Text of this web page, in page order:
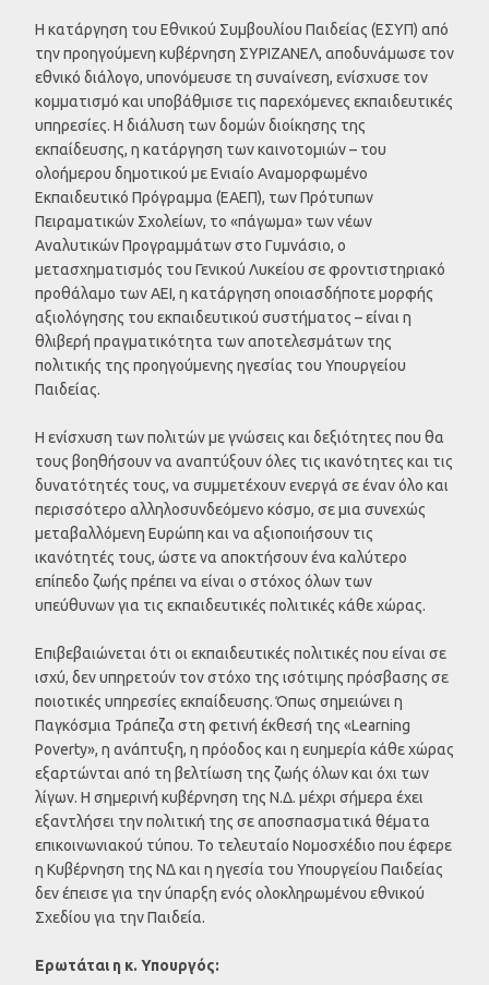
Η κατάργηση του Εθνικού Συμβουλίου Παιδείας (ΕΣΥΠ) από
την προηγούμενη κυβέρνηση ΣΥΡΙΖΑΝΕΛ, αποδυνάμωσε τον
εθνικό διάλογο, υπονόμευσε τη συναίνεση, ενίσχυσε τον
κομματισμό και υποβάθμισε τις παρεχόμενες εκπαιδευτικές
υπηρεσίες. Η διάλυση των δομών διοίκησης της
εκπαίδευσης, η κατάργηση των καινοτομιών – του
ολοήμερου δημοτικού με Ενιαίο Αναμορφωμένο
Εκπαιδευτικό Πρόγραμμα (ΕΑΕΠ), των Πρότυπων
Πειραματικών Σχολείων, το «πάγωμα» των νέων
Αναλυτικών Προγραμμάτων στο Γυμνάσιο, ο
μετασχηματισμός του Γενικού Λυκείου σε φροντιστηριακό
προθάλαμο των ΑΕΙ, η κατάργηση οποιασδήποτε μορφής
αξιολόγησης του εκπαιδευτικού συστήματος – είναι η
θλιβερή πραγματικότητα των αποτελεσμάτων της
πολιτικής της προηγούμενης ηγεσίας του Υπουργείου
Παιδείας.
Η ενίσχυση των πολιτών με γνώσεις και δεξιότητες που θα
τους βοηθήσουν να αναπτύξουν όλες τις ικανότητες και τις
δυνατότητές τους, να συμμετέχουν ενεργά σε έναν όλο και
περισσότερο αλληλοσυνδεόμενο κόσμο, σε μια συνεχώς
μεταβαλλόμενη Ευρώπη και να αξιοποιήσουν τις
ικανότητές τους, ώστε να αποκτήσουν ένα καλύτερο
επίπεδο ζωής πρέπει να είναι ο στόχος όλων των
υπεύθυνων για τις εκπαιδευτικές πολιτικές κάθε χώρας.
Επιβεβαιώνεται ότι οι εκπαιδευτικές πολιτικές που είναι σε
ισχύ, δεν υπηρετούν τον στόχο της ισότιμης πρόσβασης σε
ποιοτικές υπηρεσίες εκπαίδευσης. Όπως σημειώνει η
Παγκόσμια Τράπεζα στη φετινή έκθεσή της «Learning
Poverty», η ανάπτυξη, η πρόοδος και η ευημερία κάθε χώρας
εξαρτώνται από τη βελτίωση της ζωής όλων και όχι των
λίγων. Η σημερινή κυβέρνηση της Ν.Δ. μέχρι σήμερα έχει
εξαντλήσει την πολιτική της σε αποσπασματικά θέματα
επικοινωνιακού τύπου. Το τελευταίο Νομοσχέδιο που έφερε
η Κυβέρνηση της ΝΔ και η ηγεσία του Υπουργείου Παιδείας
δεν έπεισε για την ύπαρξη ενός ολοκληρωμένου εθνικού
Σχεδίου για την Παιδεία.
Ερωτάται η κ. Υπουργός: